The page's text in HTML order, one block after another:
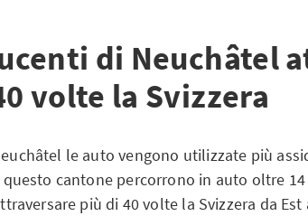
di Neuchâtel
volte la Svizzera
le auto vengono utilizzate più
cantone percorrono in auto oltre
più di 40 volte la Svizzera da